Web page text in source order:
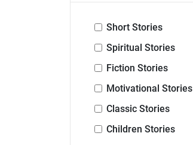
Short Stories
Spiritual Stories
Fiction Stories
Motivational Stories
Classic Stories
Children Stories